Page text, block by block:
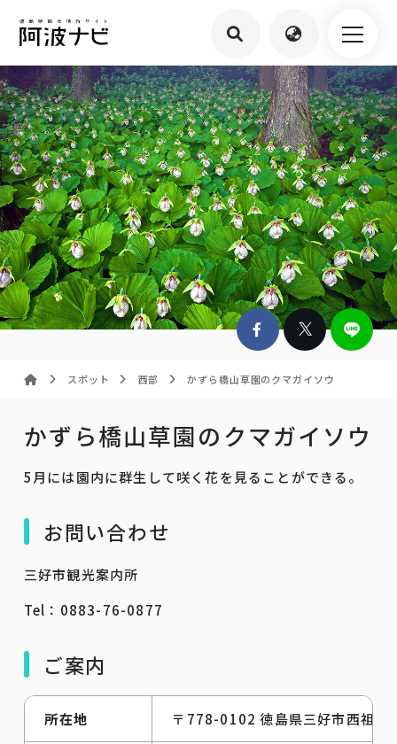
スポット 西部 かずら橋山草園のクマガイソウ
かずら橋山草園のクマガイソウ
5月には園内に群生して咲く花を見ることができる。
お問い合わせ
三好市観光案内所
Tel：0883-76-0877
ご案内
所在地 〒778-0102 徳島県三好市西祖谷